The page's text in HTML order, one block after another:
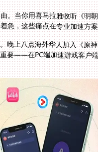
。当你用喜马拉雅收听《明
急，这些痛点在专业加速方
晚上八点海外华人加入《原
要——在PC端加速游戏客户